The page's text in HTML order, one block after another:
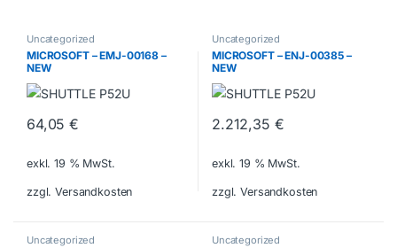
Uncategorized
MICROSOFT – EMJ-00168 –
NEW
64,05€
exkl. 19 % MwSt.
zzgl. Versandkosten
Uncategorized
MICROSOFT – ENJ-00385 –
NEW
2.212,35 €
exkl. 19 % MwSt.
zzgl. Versandkosten
Uncategorized Uncategorized